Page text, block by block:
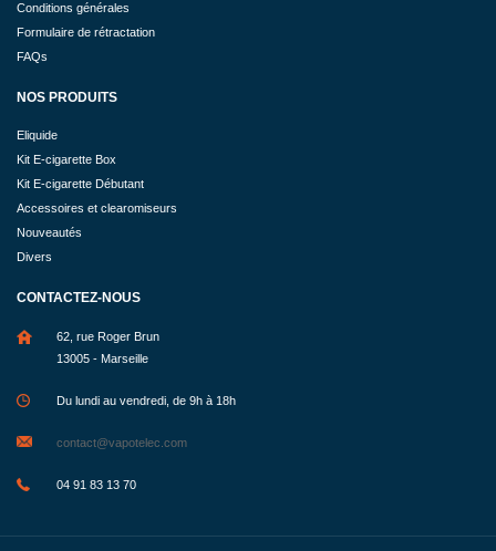
Conditions générales
Formulaire de rétractation
FAQs
NOS PRODUITS
Eliquide
Kit E-cigarette Box
Kit E-cigarette Débutant
Accessoires et clearomiseurs
Nouveautés
Divers
CONTACTEZ-NOUS
62, rue Roger Brun
13005 - Marseille
Du lundi au vendredi, de 9h à 18h
contact@vapotelec.com
04 91 83 13 70